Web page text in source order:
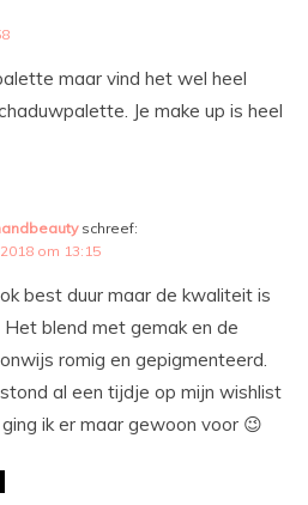
maar vind het wel heel
Je make up is heel
schreef:
om 13:15
best duur maar de kwaliteit is
blend met gemak en de
romig en gepigmenteerd.
al een tijdje op mijn wishlist
ik er maar gewoon voor 😉